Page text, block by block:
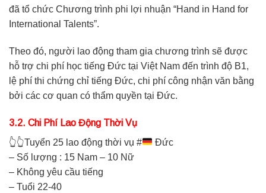
đã tổ chức Chương trình phi lợi nhuận “Hand in Hand for
International Talents”.
Theo đó, người lao động tham gia chương trình sẽ được
hỗ trợ chi phí học tiếng Đức tại Việt Nam đến trình độ B1,
lệ phí thi chứng chỉ tiếng Đức, chi phí công nhận văn bằng
bởi các cơ quan có thẩm quyền tại Đức.
3.2. Chi Phí Lao Động Thời Vụ
👆👆Tuyển 25 lao động thời vụ #
Đức
– Số lượng : 15 Nam – 10 Nữ
– Không yêu cầu tiếng
– Tuổi 22-40